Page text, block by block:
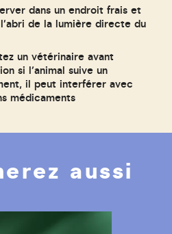
dans un endroit frais et
de la lumière directe du
un vétérinaire avant
si l’animal suive un
il peut interférer avec
médicaments
aussi